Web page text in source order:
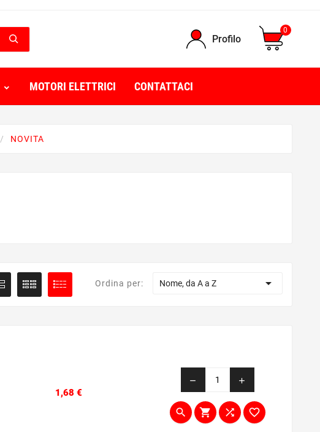
Profilo
0
MOTORI ELETTRICI CONTATTACI
NOVITA
Ordina per: Nome, da A a Z 
1,68 €
remove add
   